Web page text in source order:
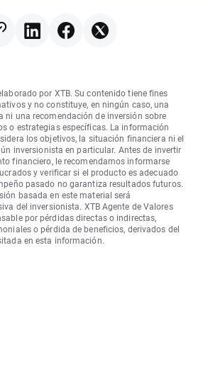
por XTB. Su contenido tiene fines
y no constituye, en ningún caso, una
ni una recomendación de inversión sobre
o estrategias específicas. La información
los objetivos, la situación financiera ni el
inversionista en particular. Antes de invertir
financiero, le recomendamos informarse
y verificar si el producto es adecuado
pasado no garantiza resultados futuros.
basada en este material será
del inversionista. XTB Agente de Valores
por pérdidas directas o indirectas,
o pérdida de beneficios, derivados del
en esta información.